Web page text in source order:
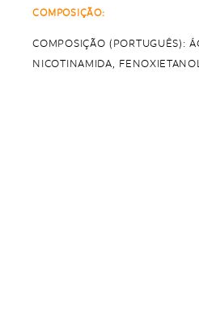
COMPOSIÇÃO:
COMPOSIÇÃO (PORTUGUÊS):
NICOTINAMIDA,